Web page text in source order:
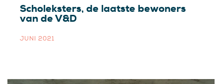
Scholeksters, de laatste bewoners
van de V&D
JUNI 2021